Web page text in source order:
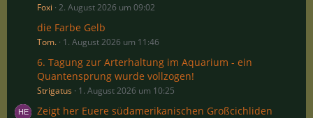
Foxi 2. August 2026 um 09:02
die Farbe Gelb
Tom. 1. August 2026 um 11:46
6. Tagung zur Arterhaltung im Aquarium - ein
Quantensprung wurde vollzogen!
Strigatus 1. August 2026 um 10:25
Zeigt her Euere südamerikanischen Großcichliden